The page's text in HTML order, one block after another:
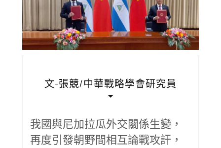
文-張競/中華戰略學會研究員
我國與尼加拉瓜外交關係生變，
再度引發朝野間相互論戰攻訐，